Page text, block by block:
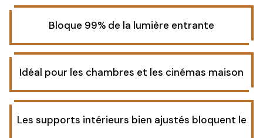
Bloque 99% de la lumière entrante
Idéal pour les chambres et les cinémas maison
Les supports intérieurs bien ajustés bloquent le